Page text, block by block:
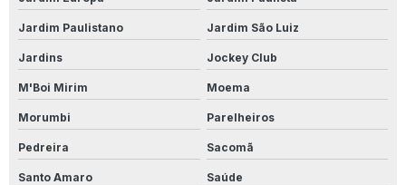
Produto Limpa Alumínio Líquido
Produto Limpa Tênis
Produto Para Limpar Calçada De Cimento
Produto Para Limpar Calçada Encardida
Produto Para Limpar Calçada De Pedra
Jardim Paulistano Jardim São Luiz
Jardins Jockey Club
M'Boi Mirim Moema
Morumbi Parelheiros
Pedreira Sacomã
Santo Amaro Saúde